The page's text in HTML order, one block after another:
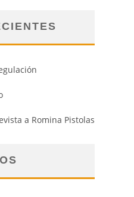
a Romina Pistolas